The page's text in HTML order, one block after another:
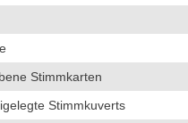
Stimmkarten
Stimmkuverts